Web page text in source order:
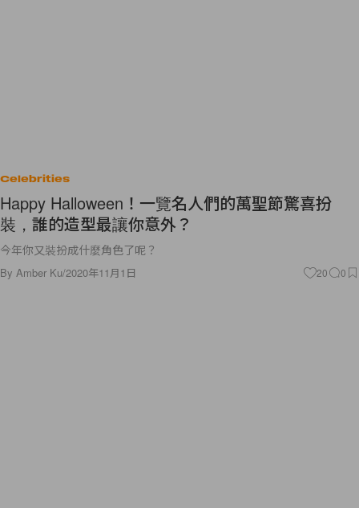
Celebrities
Happy Halloween！一覽名人們的萬聖節驚喜扮
裝，誰的造型最讓你意外？
今年你又裝扮成什麼角色了呢？
By Amber Ku/2020年11月1日 20 0